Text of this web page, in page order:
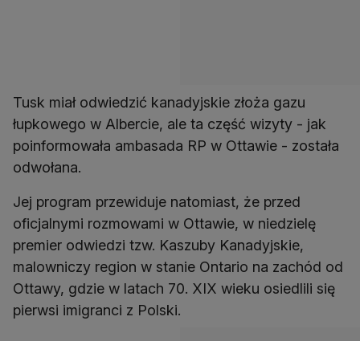
Tusk miał odwiedzić kanadyjskie złoża gazu
łupkowego w Albercie, ale ta część wizyty - jak
poinformowała ambasada RP w Ottawie - została
odwołana.
Jej program przewiduje natomiast, że przed
oficjalnymi rozmowami w Ottawie, w niedzielę
premier odwiedzi tzw. Kaszuby Kanadyjskie,
malowniczy region w stanie Ontario na zachód od
Ottawy, gdzie w latach 70. XIX wieku osiedlili się
pierwsi imigranci z Polski.